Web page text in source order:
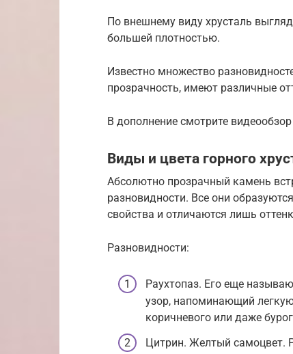
По внешнему виду хрусталь
большей плотностью.
Известно множество
прозрачность, имеют различные
В дополнение смотрите
Виды и цвета горного
Абсолютно прозрачный камень
разновидности. Все они
свойства и отличаются лишь
Разновидности:
Раухтопаз. Его еще
узор, напоминающий
коричневого или даже
Цитрин. Желтый самоцвет.